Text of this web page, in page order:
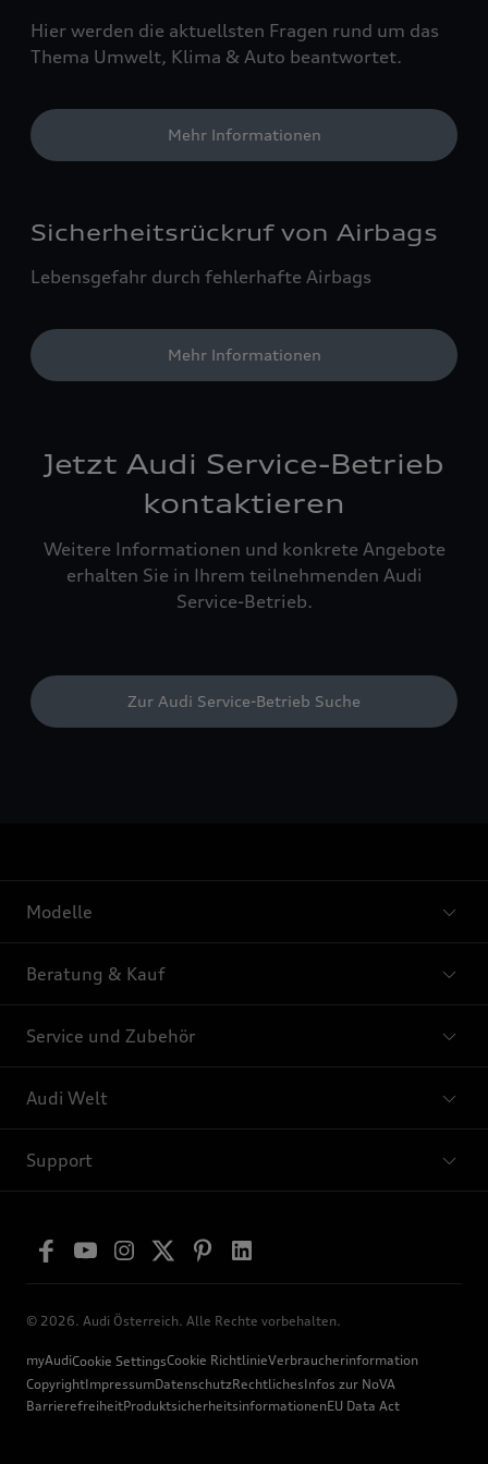
Hier werden die aktuellsten Fragen rund um das
Thema Umwelt, Klima & Auto beantwortet.
Mehr Informationen
Sicherheitsrückruf von Airbags
Lebensgefahr durch fehlerhafte Airbags
Mehr Informationen
Jetzt Audi Service-Betrieb
kontaktieren
Weitere Informationen und konkrete Angebote
erhalten Sie in Ihrem teilnehmenden Audi
Service-Betrieb.
Zur Audi Service-Betrieb Suche
Modelle
Beratung & Kauf
Service und Zubehör
Audi Welt
Support
© 2026. Audi Österreich. Alle Rechte vorbehalten.
myAudiCookie SettingsCookie RichtlinieVerbraucherinformation
CopyrightImpressumDatenschutzRechtlichesInfos zur NoVA
BarrierefreiheitProduktsicherheitsinformationenEU Data Act